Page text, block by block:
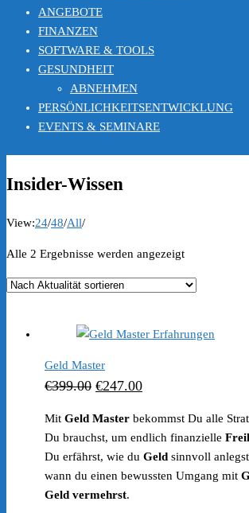
ANGEBOTE
FINANZEN
SOFTWARE & TOOLS
GESUNDHEIT
ABNEHMEN
PERSÖNLICHKEITSENTWICKLUNG
EVENTS & SEMINARE
Insider-Wissen
View:24/48/All/
Alle 2 Ergebnisse werden angezeigtNach
sortiert
Geld Master
€399.00 Ursprünglicher
€399.00
€247.00Aktueller
ist:
€247.00.
Mit Geld Master bekommst Du alle
Du brauchst, um endlich finanzielle
Du erfährst, wie du Geld sinnvoll
wann du einen bewussten Umgang mit
Geld vermehrst.